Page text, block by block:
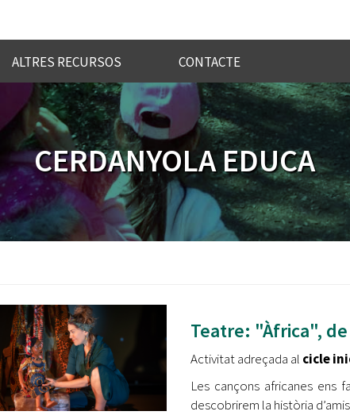
ALTRES RECURSOS CONTACTE
CERDANYOLA EDUCA
Teatre: "Àfrica", de
Activitat adreçada al cicle
Les cançons africanes ens
descobrirem la història